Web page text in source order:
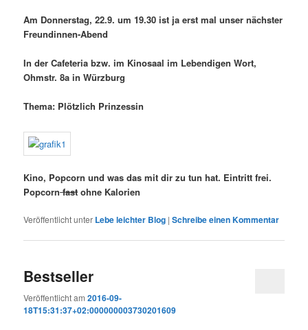
Am Donnerstag, 22.9. um 19.30 ist ja erst mal unser nächster
Freundinnen-Abend
In der Cafeteria bzw. im Kinosaal im Lebendigen Wort,
Ohmstr. 8a in Würzburg
Thema: Plötzlich Prinzessin
Kino, Popcorn und was das mit dir zu tun hat. Eintritt frei.
Popcornfast ohne Kalorien
Veröffentlicht unter Lebe leichter Blog |Schreibe einen Kommentar
Bestseller
Veröffentlicht am2016-09-
18T15:31:37+02:000000003730201609